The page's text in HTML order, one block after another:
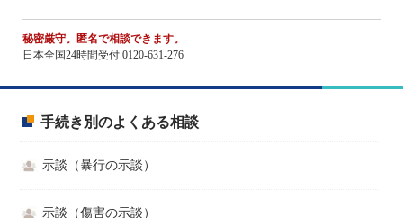
秘密厳守。匿名で相談できます。
日本全国24時間受付 0120-631-276
手続き別のよくある相談
示談（暴行の示談）
示談（傷害の示談）